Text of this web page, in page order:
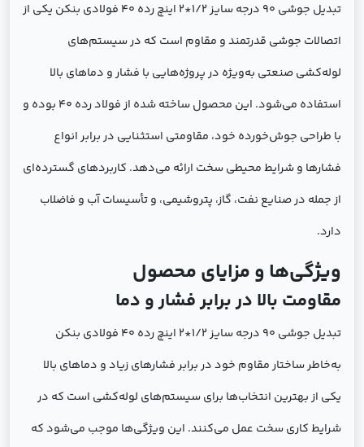
تبدیل جوشی 90 درجه سایز 1/2*2 اینچ رده 40 فولادی بنکن یکی از
اتصالات جوشی قدرتمند و مقاوم است که در سیستم‌های
لوله‌کشی صنعتی به‌ویژه در پروژه‌هایی با فشار و دماهای بالا
استفاده می‌شود. این محصول ساخته شده از فولاد رده 40 بوده و
با طراحی جوش‌خورده خود، مقاومتی استثنایی در برابر انواع
فشارها و شرایط محیطی سخت ارائه می‌دهد. کاربردهای گسترده‌ای
از جمله در صنایع نفت، گاز، پتروشیمی، و تأسیسات آب و فاضلاب
دارد.
ویژگی‌ها و مزایای محصول
مقاومت بالا در برابر فشار و دما
تبدیل جوشی 90 درجه سایز 1/2*2 اینچ رده 40 فولادی بنکن
به‌خاطر ساختار مقاوم خود در برابر فشارهای زیاد و دماهای بالا
یکی از بهترین انتخاب‌ها برای سیستم‌های لوله‌کشی است که در
شرایط کاری سخت عمل می‌کنند. این ویژگی‌ها موجب می‌شود که